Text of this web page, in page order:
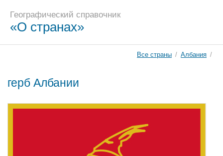
Географический справочник
«О странах»
Все страны / Албания /
герб Албании